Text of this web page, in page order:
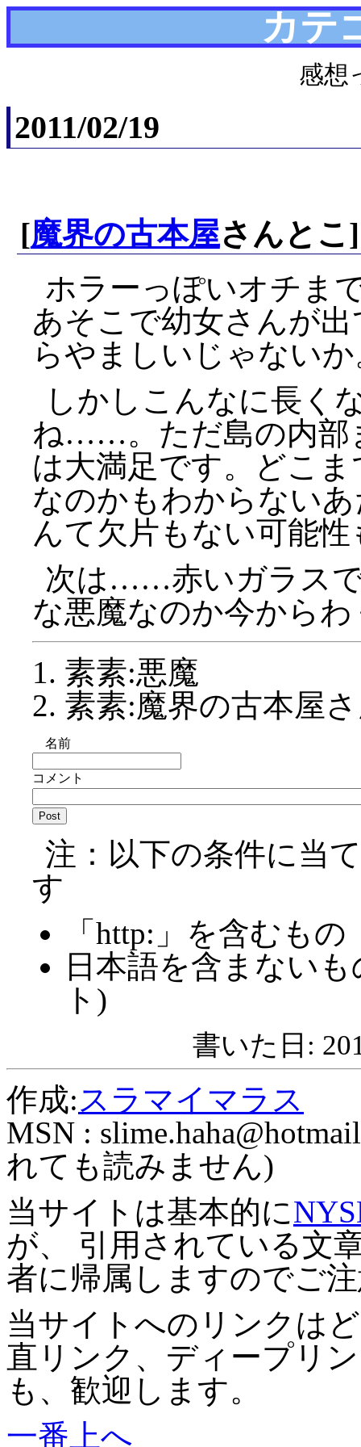
カテ
感想
2011/02/19
[魔界の古本屋さんとこ
ホラーっぽいオチま
あそこで幼女さんが
らやましいじゃない
しかしこんなに長く
ね……。ただ島の内部
は大満足です。どこ
なのかもわからない
んて欠片もない可能
次は……赤いガラス
な悪魔なのか今から
素素:悪魔
素素:魔界の古本屋
名前
コメント
注：以下の条件に当
す
「http:」を含むもの
日本語を含まない
ト)
書いた日:
作成:スラマイマラス
MSN :
れても読みません)
当サイトは基本的に
が、 引用されている文
者に帰属しますのでご
当サイトへのリンクは
直リンク、ディープリ
も、歓迎します。
一番上へ